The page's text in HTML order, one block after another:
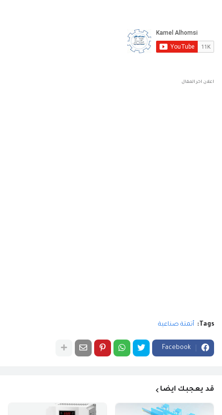
اعلان اخر المقال
Tags: أتمتة صناعية
Facebook
قد يعجبك ايضا